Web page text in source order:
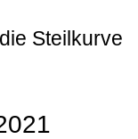
Steilkurve